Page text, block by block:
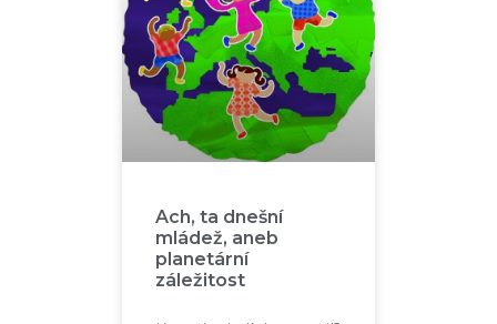
Ach, ta dnešní
mládež, aneb
planetární
záležitost